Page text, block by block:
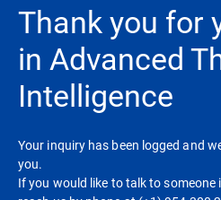
Thank you for
in Advanced
Intelligence
Your inquiry has been logged and
you.
If you would like to talk to someone